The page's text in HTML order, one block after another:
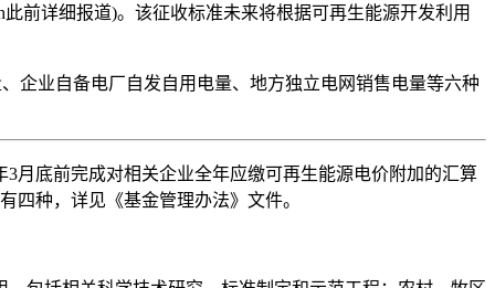
前详细报道)。该征收标准未来将根据可再生能源开发利用
企业自备电厂自发自用电量、地方独立电网销售电量等六种
月底前完成对相关企业全年应缴可再生能源电价附加的汇算
种，详见《基金管理办法》文件。